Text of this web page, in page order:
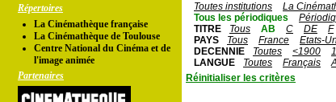
Répertoires
La Cinémathèque française
La Cinémathèque de Toulouse
Centre National du Cinéma et de
l'image animée
Partenaires
Toutes institutions
La
Tous les périodiques
TITRE
Tous AB C DE F
PAYS
Tous France Etats-
DECENNIE
Toutes <1900
LANGUE
Toutes Français
Réinitialiser les critères